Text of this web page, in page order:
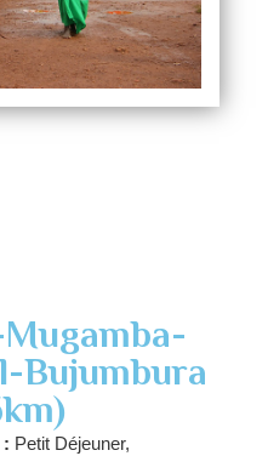
Bujumbura
: Petit Déjeuner,